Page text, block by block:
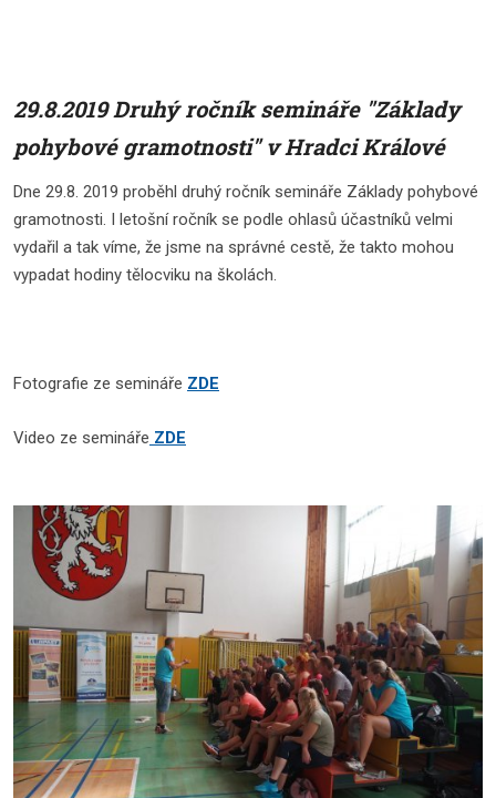
29.8.2019 Druhý ročník semináře "Základy
pohybové gramotnosti" v Hradci Králové
Dne 29.8. 2019 proběhl druhý ročník semináře Základy pohybové
gramotnosti. I letošní ročník se podle ohlasů účastníků velmi
vydařil a tak víme, že jsme na správné cestě, že takto mohou
vypadat hodiny tělocviku na školách.
Fotografie ze semináře ZDE
Video ze semináře ZDE